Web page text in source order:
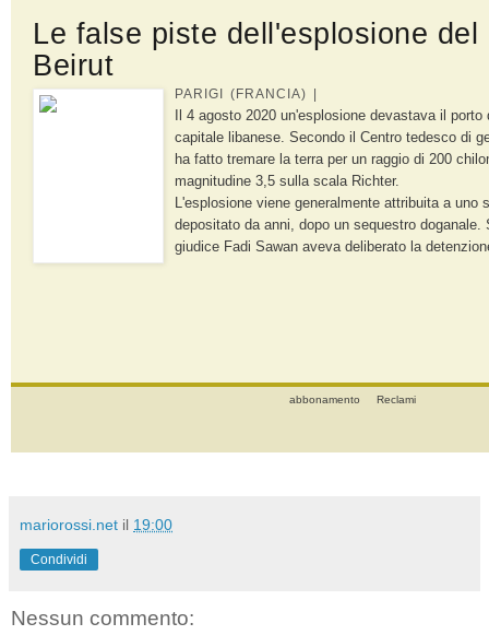
Le false piste dell'esplosione del
Beirut
PARIGI (FRANCIA) |
Il 4 agosto 2020 un'esplosione devastava il
capitale libanese. Secondo il Centro tedesco di
ha fatto tremare la terra per un raggio di 200
magnitudine 3,5 sulla scala Richter.
L'esplosione viene generalmente attribuita a
depositato da anni, dopo un sequestro
giudice Fadi Sawan aveva deliberato la
abbonamento Reclami
mariorossi.net il 19:00
Condividi
Nessun commento: